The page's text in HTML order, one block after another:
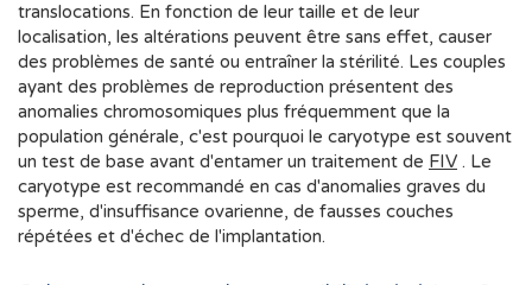
translocations. En fonction de leur taille et de leur
localisation, les altérations peuvent être sans effet, causer
des problèmes de santé ou entraîner la stérilité. Les couples
ayant des problèmes de reproduction présentent des
anomalies chromosomiques plus fréquemment que la
population générale, c'est pourquoi le caryotype est souvent
un test de base avant d'entamer un traitement de FIV . Le
caryotype est recommandé en cas d'anomalies graves du
sperme, d'insuffisance ovarienne, de fausses couches
répétées et d'échec de l'implantation.